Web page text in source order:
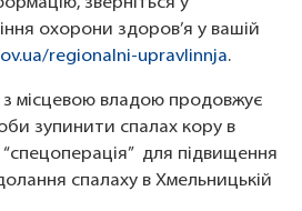
охорони здоров’я у вашій
regionalni-upravlinnja.
з місцевою владою продовжує
зупинити спалах кору в
“спецоперація” для підвищення
спалаху в Хмельницькій